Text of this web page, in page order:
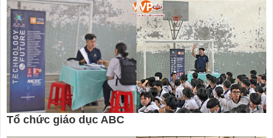
Tổ chức giáo dục ABC